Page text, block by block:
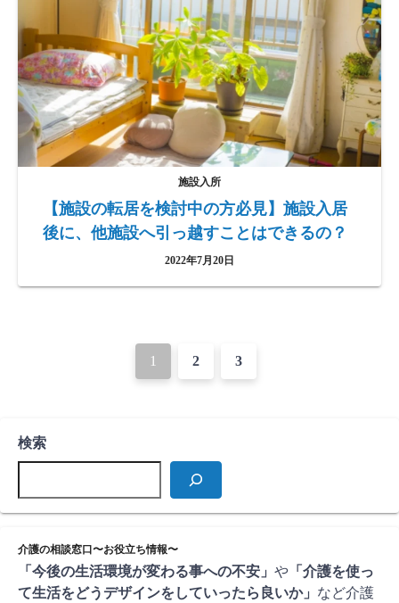
施設入所
【施設の転居を検討中の方必見】施設入居
後に、他施設へ引っ越すことはできるの？
2022年7月20日
ビ
ー
シ
ョ
1 2 3
検索
介護の相談窓口〜お役立ち情報〜
「今後の生活環境が変わる事への不安」 や 「介護を使っ
て生活をどうデザインをしていったら良いか」 など介護